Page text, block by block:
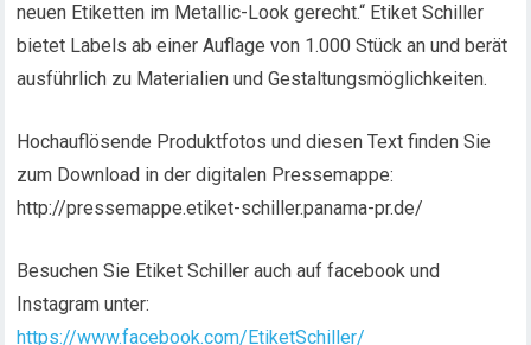
neuen Etiketten im Metallic-Look gerecht.“ Etiket Schiller
bietet Labels ab einer Auflage von 1.000 Stück an und berät
ausführlich zu Materialien und Gestaltungsmöglichkeiten.
Hochauflösende Produktfotos und diesen Text finden Sie
zum Download in der digitalen Pressemappe:
http://pressemappe.etiket-schiller.panama-pr.de/
Besuchen Sie Etiket Schiller auch auf facebook und
Instagram unter:
https://www.facebook.com/EtiketSchiller/